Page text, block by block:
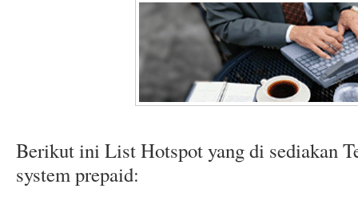
Berikut ini List Hotspot yang di sediakan
system prepaid: